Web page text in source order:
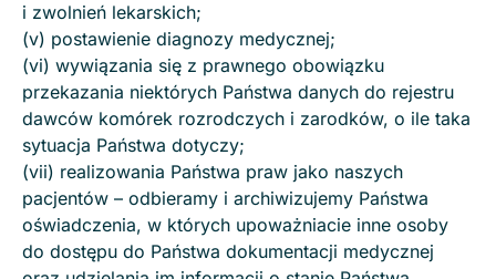
i zwolnień lekarskich;
(v) postawienie diagnozy medycznej;
(vi) wywiązania się z prawnego obowiązku
przekazania niektórych Państwa danych do rejestru
dawców komórek rozrodczych i zarodków, o ile taka
sytuacja Państwa dotyczy;
(vii) realizowania Państwa praw jako naszych
pacjentów – odbieramy i archiwizujemy Państwa
oświadczenia, w których upoważniacie inne osoby
do dostępu do Państwa dokumentacji medycznej